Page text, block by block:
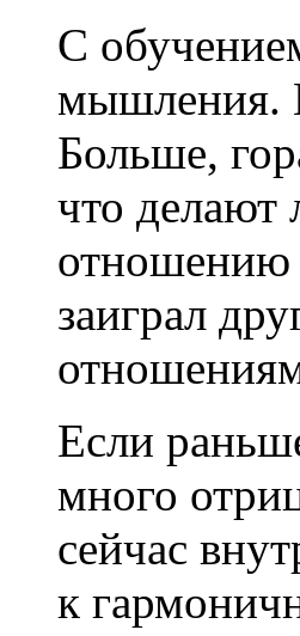
С
мышления.
Больше,
что
отношению
заиграл
Если
много
сейчас
к